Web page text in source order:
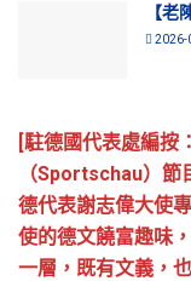
【
2026-
[駐德國代表處編按
（Sportschau）
德代表謝志偉大使
使的德文饒富趣味
一層，既有文義，